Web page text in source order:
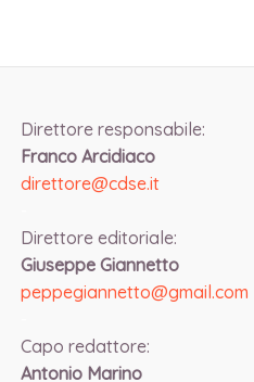
Direttore responsabile:
Franco Arcidiaco
direttore@cdse.it
Direttore editoriale:
Giuseppe Giannetto
peppegiannetto@gmail.com
Capo redattore:
Antonio Marino